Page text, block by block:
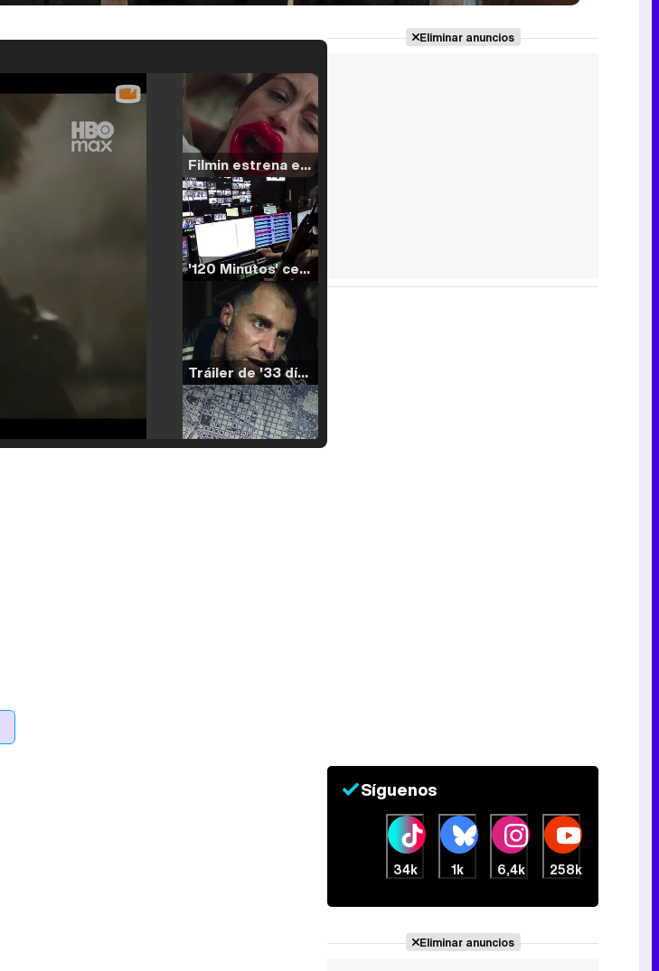
Filmin estrena el tráiler de 'Millennial Mal', su nueva comedia universitaria de la mano de Lorena Iglesias
'120 Minutos' celebra sus 2.000 programas en Telemadrid con un vídeo del día a día en la redacción
Tráiler de '33 días', la nueva serie de Atresplayer con Julián Villagrán y José Manuel Poga
Eliminar anuncios
Síguenos
34k 1k 6,4k 258k
Eliminar anuncios